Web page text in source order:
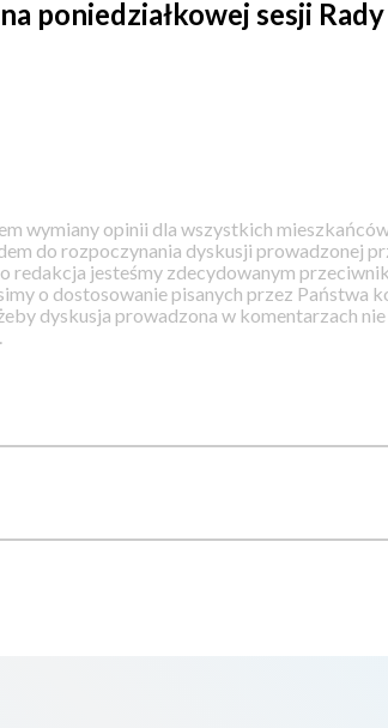
poniedziałkowej sesji
wymiany opinii dla wszystkich
do rozpoczynania dyskusji prowadzonej
redakcja jesteśmy zdecydowanym
o dostosowanie pisanych przez Państwa
dyskusja prowadzona w komentarzach